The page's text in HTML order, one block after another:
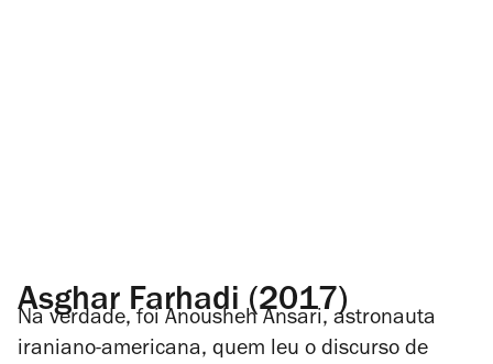
Asghar Farhadi (2017)
Na verdade, foi Anousheh Ansari, astronauta
iraniano-americana, quem leu o discurso de